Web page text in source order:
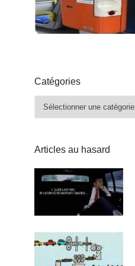
Catégories
Catégories
Articles au hasard